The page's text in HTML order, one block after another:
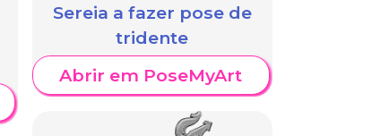
Sereia a fazer pose de
tridente
Abrir em PoseMyArt